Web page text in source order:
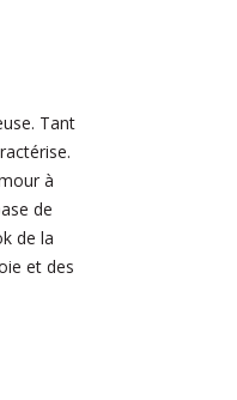
Tant
à
de
de la
et des